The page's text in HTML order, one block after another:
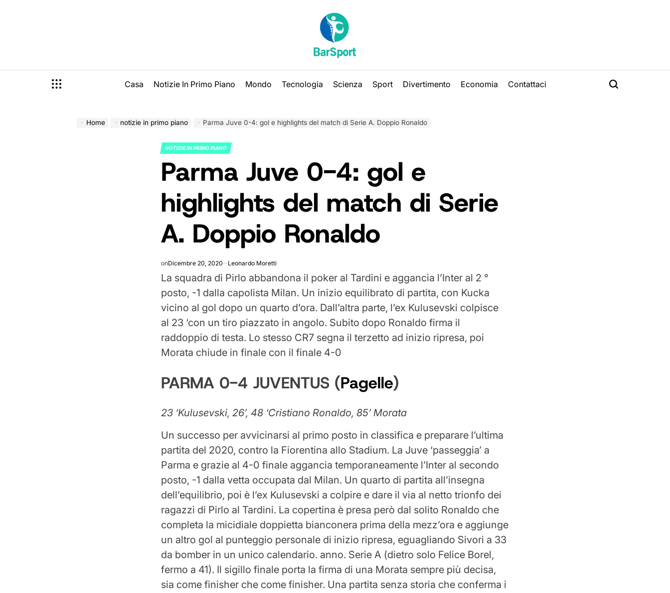
Casa Notizie In Primo Piano Mondo Tecnologia Scienza Sport Divertimento Economia Contattaci
Home notizie in primo piano Parma Juve 0-4: gol e highlights del match di Serie A. Doppio Ronaldo
POSTED
IN
NOTIZIE IN PRIMO PIANO
Parma Juve 0-4: gol e
highlights del match di Serie
A. Doppio Ronaldo
onDicembre 20, 2020 Leonardo Moretti
La squadra di Pirlo abbandona il poker al Tardini e aggancia l’Inter al 2 °
posto, -1 dalla capolista Milan. Un inizio equilibrato di partita, con Kucka
vicino al gol dopo un quarto d’ora. Dall’altra parte, l’ex Kulusevski colpisce
al 23 ‘con un tiro piazzato in angolo. Subito dopo Ronaldo firma il
raddoppio di testa. Lo stesso CR7 segna il terzetto ad inizio ripresa, poi
Morata chiude in finale con il finale 4-0
PARMA 0-4 JUVENTUS (Pagelle)
23 ‘Kulusevski, 26’, 48 ‘Cristiano Ronaldo, 85’ Morata
Un successo per avvicinarsi al primo posto in classifica e preparare l’ultima
partita del 2020, contro la Fiorentina allo Stadium. La Juve ‘passeggia’ a
Parma e grazie al 4-0 finale aggancia temporaneamente l’Inter al secondo
posto, -1 dalla vetta occupata dal Milan. Un quarto di partita all’insegna
dell’equilibrio, poi è l’ex Kulusevski a colpire e dare il via al netto trionfo dei
ragazzi di Pirlo al Tardini. La copertina è presa però dal solito Ronaldo che
completa la micidiale doppietta bianconera prima della mezz’ora e aggiunge
un altro gol al punteggio personale di inizio ripresa, eguagliando Sivori a 33
da bomber in un unico calendario. anno. Serie A (dietro solo Felice Borel,
fermo a 41). Il sigillo finale porta la firma di una Morata sempre più decisa,
sia come finisher che come finisher. Una partita senza storia che conferma i